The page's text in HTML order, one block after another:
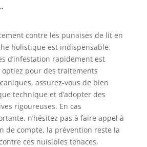
contre les punaises de lit en
holistique est indispensable.
d’infestation rapidement est
optiez pour des traitements
assurez-vous de bien
technique et d’adopter des
rigoureuses. En cas
n’hésitez pas à faire appel à
de compte, la prévention reste la
ces nuisibles tenaces.